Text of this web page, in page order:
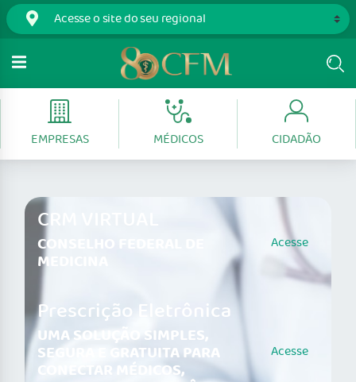
EMPRESAS MÉDICOS CIDADÃO
CRM VIRTUAL
CONSELHO FEDERAL DE
MEDICINA
Acesse
Prescrição Eletrônica
UMA SOLUÇÃO SIMPLES,
SEGURA E GRATUITA PARA
CONECTAR MÉDICOS,
Acesse